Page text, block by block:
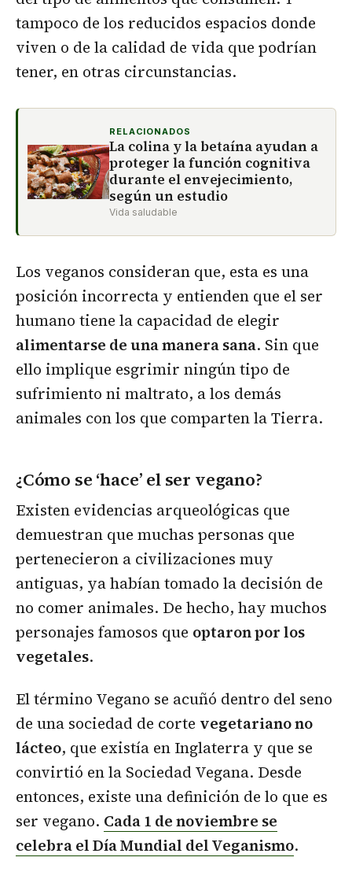
tampoco de los reducidos espacios donde
viven o de la calidad de vida que podrían
tener, en otras circunstancias.
RELACIONADOS
La colina y la betaína ayudan a
proteger la función cognitiva
durante el envejecimiento,
según un estudio
Vida saludable
Los veganos consideran que, esta es una
posición incorrecta y entienden que el ser
humano tiene la capacidad de elegir
alimentarse de una manera sana. Sin que
ello implique esgrimir ningún tipo de
sufrimiento ni maltrato, a los demás
animales con los que comparten la Tierra.
¿Cómo se ‘hace’ el ser vegano?
Existen evidencias arqueológicas que
demuestran que muchas personas que
pertenecieron a civilizaciones muy
antiguas, ya habían tomado la decisión de
no comer animales. De hecho, hay muchos
personajes famosos que optaron por los
vegetales.
El término Vegano se acuñó dentro del seno
de una sociedad de corte vegetariano no
lácteo, que existía en Inglaterra y que se
convirtió en la Sociedad Vegana. Desde
entonces, existe una definición de lo que es
ser vegano. Cada 1 de noviembre se
celebra el Día Mundial del Veganismo.